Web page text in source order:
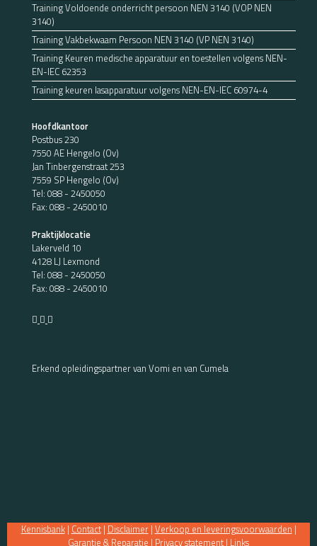
Training Voldoende onderricht persoon NEN 3140 (VOP NEN
3140)
Training Vakbekwaam Persoon NEN 3140 (VP NEN 3140)
Training Keuren medische apparatuur en toestellen volgens NEN-
EN-IEC 62353
Training keuren lasapparatuur volgens NEN-EN-IEC 60974-4
Hoofdkantoor
Postbus 230
7550 AE Hengelo (Ov)
Jan Tinbergenstraat 253
7559 SP Hengelo (Ov)
Tel: 088 - 2450050
Fax: 088 - 2450010
Praktijklocatie
Lakerveld 10
4128 LJ Lexmond
Tel: 088 - 2450050
Fax: 088 - 2450010
Erkend opleidingspartner van Vomi en van Cumela
Kennisbank| Contact| Disclaimer| Verkoop en leveringsvoorwaarden |
Garantie & Reparatie | Privacy statement | Links